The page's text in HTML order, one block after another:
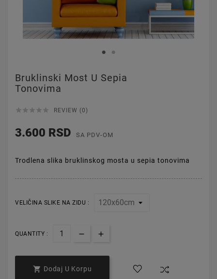
Bruklinski Most U Sepia
Tonovima
     REVIEW (0)
3.600 RSD SA PDV-OM
Trodlena slika bruklinskog mosta u sepia tonovima
VELIČINA SLIKE NA ZIDU :
QUANTITY :
 Dodaj U Korpu